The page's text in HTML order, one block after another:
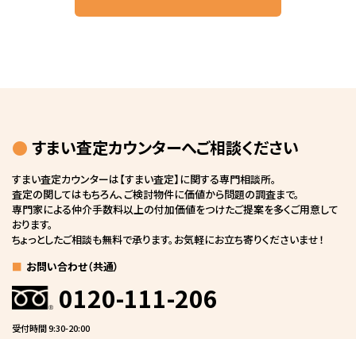
すまい査定カウンターへご相談ください
すまい査定カウンターは【すまい査定】に関する専門相談所。
査定の関してはもちろん、ご検討物件に価値から問題の調査まで。
専門家による仲介手数料以上の付加価値をつけたご提案を多くご用意して
おります。
ちょっとしたご相談も無料で承ります。お気軽にお立ち寄りくださいませ！
お問い合わせ（共通）
0120-111-206
受付時間 9:30-20:00